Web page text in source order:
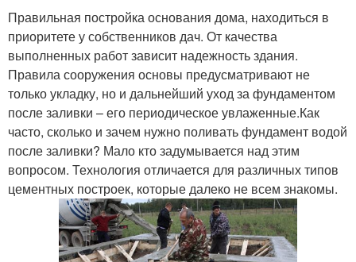
Правильная постройка основания дома, находиться в
приоритете у собственников дач. От качества
выполненных работ зависит надежность здания.
Правила сооружения основы предусматривают не
только укладку, но и дальнейший уход за фундаментом
после заливки – его периодическое увлаженные.Как
часто, сколько и зачем нужно поливать фундамент водой
после заливки? Мало кто задумывается над этим
вопросом. Технология отличается для различных типов
цементных построек, которые далеко не всем знакомы.